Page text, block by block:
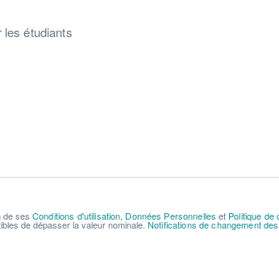
les étudiants
de ses Conditions d'utilisation, Données Personnelles et Politique de
de dépasser la valeur nominale. Notifications de changement